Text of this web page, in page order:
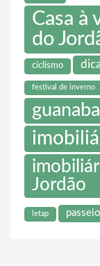
Casa à
do
ciclismo
festival de inverno
Jordão
letap passeio